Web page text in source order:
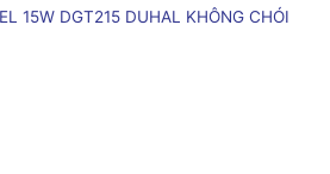
15W DGT215 DUHAL KHÔNG CHÓI